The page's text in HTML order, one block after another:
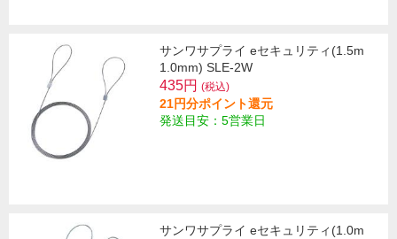
サンワサプライ eセキュリティ(1.5m
1.0mm) SLE-2W
435円 (税込)
21円分ポイント還元
発送目安：5営業日
サンワサプライ eセキュリティ(1.0m